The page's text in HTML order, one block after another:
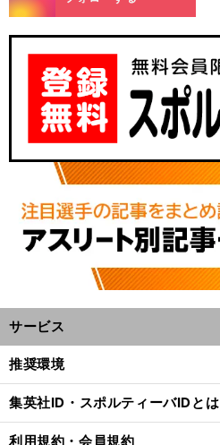
サービス
推奨環境
集英社ID・スポルティーバIDとは
利用規約・会員規約